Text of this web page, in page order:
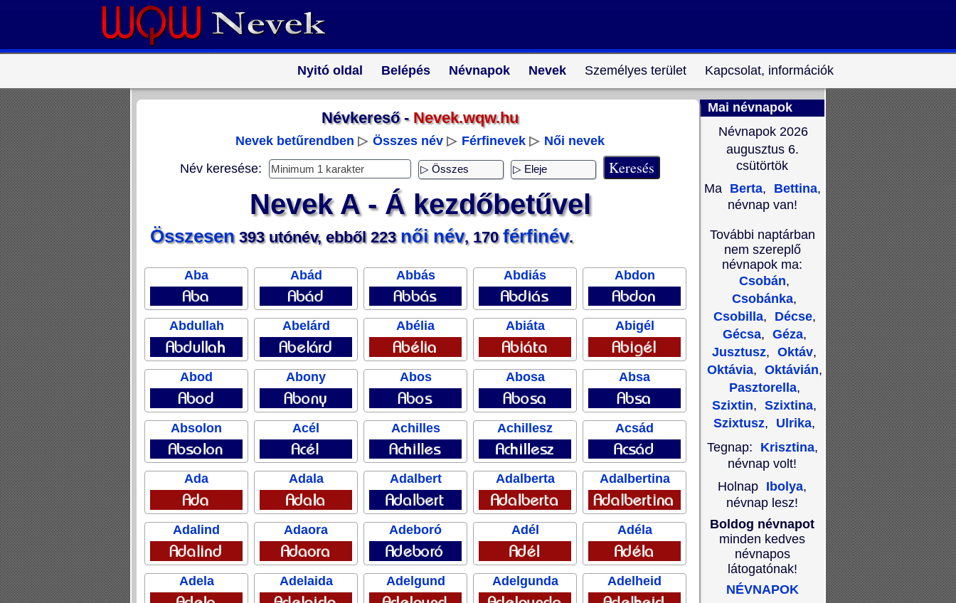
Nyitó oldal Belépés Névnapok Nevek Személyes terület Kapcsolat, információk
Névkereső - Nevek.wqw.hu
Nevek betűrendben ▷ Összes név ▷ Férfinevek ▷ Női nevek
Név keresése:
Nevek A - Á kezdőbetűvel
Összesen393 utónév, ebből 223 női név, 170férfinév.
Aba Abád Abbás Abdiás Abdon
Abdullah Abelárd Abélia Abiáta Abigél
Abod Abony Abos Abosa Absa
Absolon Acél Achilles Achillesz Acsád
Ada Adala Adalbert Adalberta Adalbertina
Adalind Adaora Adeboró Adél Adéla
Adela Adelaida Adelgund Adelgunda Adelheid
Mai névnapok
Névnapok 2026
augusztus 6.
csütörtök
Ma
Berta, Bettina,
névnap van!
További naptárban
nem szereplő
névnapok ma:
Csobán,
Csobánka,
Csobilla, Décse,
Gécsa, Géza,
Jusztusz, Oktáv,
Oktávia, Oktávián,
Pasztorella,
Szixtin, Szixtina,
Szixtusz, Ulrika,
Tegnap:
Krisztina,
névnap volt!
Holnap Ibolya,
névnap lesz!
Boldog névnapot
minden kedves
névnapos
látogatónak!
NÉVNAPOK